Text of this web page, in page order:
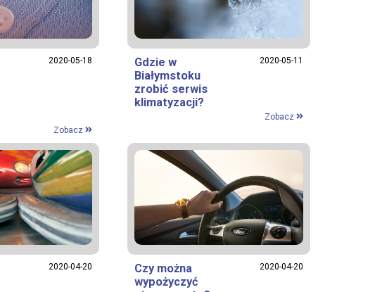
2020-05-18
Zobacz
Gdzie w
Białymstoku
zrobić serwis
klimatyzacji?
2020-05-11
Zobacz
2020-04-20
Czy można
wypożyczyć
2020-04-20